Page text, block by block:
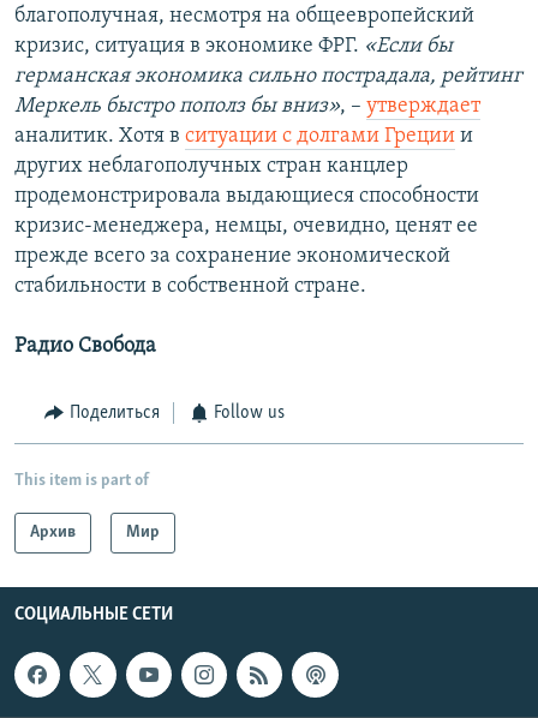
благополучная, несмотря на общеевропейский
кризис, ситуация в экономике ФРГ. «Если бы
германская экономика сильно пострадала, рейтинг
Меркель быстро пополз бы вниз», – утверждает
аналитик. Хотя в ситуации с долгами Греции и
других неблагополучных стран канцлер
продемонстрировала выдающиеся способности
кризис-менеджера, немцы, очевидно, ценят ее
прежде всего за сохранение экономической
стабильности в собственной стране.
Радио Свобода
Поделиться Follow us
This item is part of
Архив Мир
СОЦИАЛЬНЫЕ СЕТИ